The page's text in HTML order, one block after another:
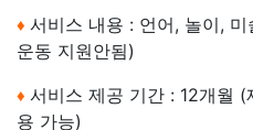
♦ 서비스 내용 : 언어, 놀이,
운동 지원안됨)
♦ 서비스 제공 기간 : 12개월
용 가능)